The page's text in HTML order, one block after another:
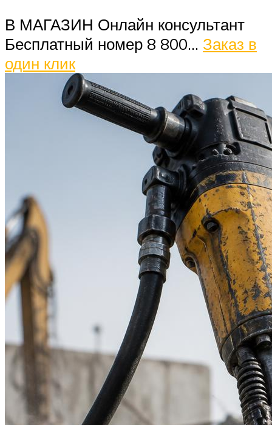
В МАГАЗИН Онлайн консультант
Бесплатный номер 8 800… Заказ в
один клик